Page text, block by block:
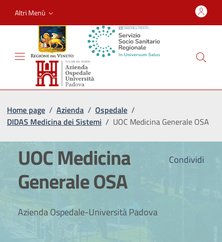
Altri Menù
Home page / Azienda / Ospedale /
DIDAS Medicina dei Sistemi / UOC Medicina Generale OSA
Condividi
UOC Medicina
Generale OSA
Azienda Ospedale-Università Padova